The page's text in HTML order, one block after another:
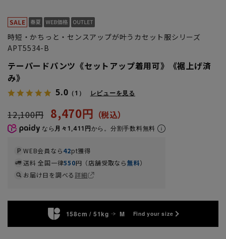
時短・かちっと・センスアップが叶うカセット服シリーズ
APT5534-B
テーパードパンツ《セットアップ着用可》《裾上げ済
み》
5.0 （1） レビューを見る
12,100円 8,470円
なら 月々1,411円から。分割手数料無料
WEB会員なら42pt獲得
送料 全国一律550円（店舗受取なら無料）
お届け日を調べる詳細
158cm / 51kg M Find your size